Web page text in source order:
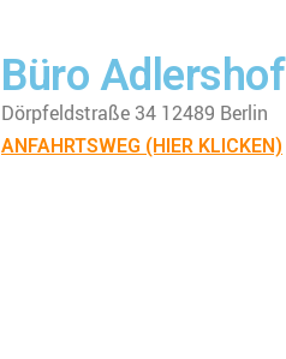
Büro Adlershof
Dörpfeldstraße 34 12489 Berlin
ANFAHRTSWEG (HIER KLICKEN)